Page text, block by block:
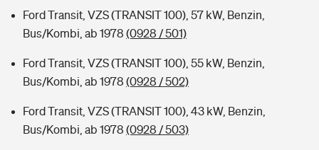
Ford Transit, VZS (TRANSIT 100), 57 kW, Benzin,
Bus/Kombi, ab 1978 (0928 / 501)
Ford Transit, VZS (TRANSIT 100), 55 kW, Benzin,
Bus/Kombi, ab 1978 (0928 / 502)
Ford Transit, VZS (TRANSIT 100), 43 kW, Benzin,
Bus/Kombi, ab 1978 (0928 / 503)